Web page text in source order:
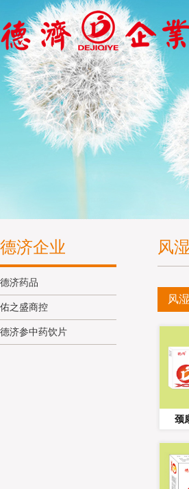
德济企业
德济药品
佑之盛商控
德济参中药饮片
风
风
颈